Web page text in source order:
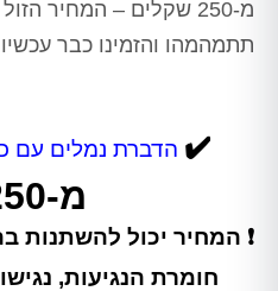
מ-250 שקלים – המחיר
תתמהמהו והזמינו כבר
✔️ הדברת נמלים עם
מ-250 ₪
❗ המחיר יכול להשתנות
חומרת הנגיעות,